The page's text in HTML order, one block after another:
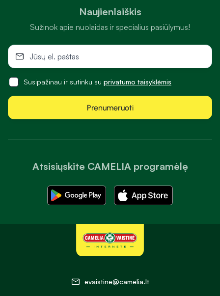
Atsisiųskite CAMELIA programėlę
Naujienlaiškis
Sužinok apie nuolaidas ir specialius pasiūlymus!
Susipažinau ir sutinku su privatumo taisyklėmis
Prenumeruoti
evaistine@camelia.lt